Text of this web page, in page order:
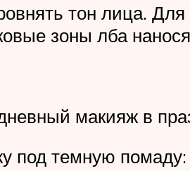
тон лица.
зоны лба
макияж в
под темную помаду: